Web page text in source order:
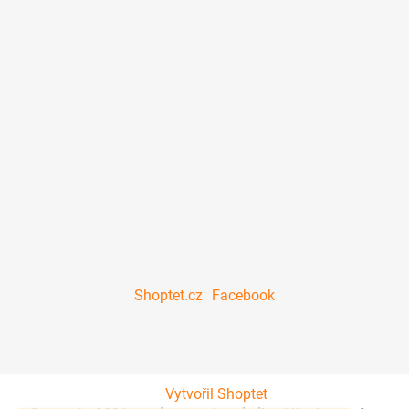
Shoptet.cz Facebook
Vytvořil Shoptet